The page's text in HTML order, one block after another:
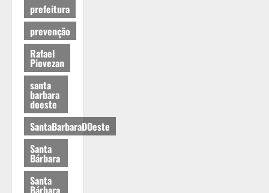
prefeitura
prevenção
Rafael
Piovezan
santa
barbara
doeste
SantaBarbaraDOeste
Santa
Bárbara
Santa
Bárbara